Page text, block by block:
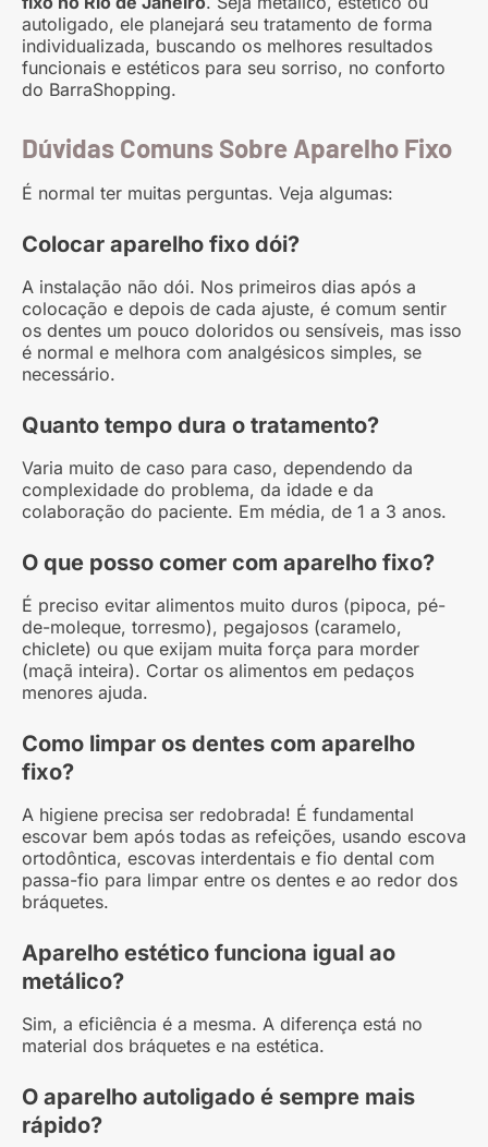
autoligado, ele planejará seu tratamento de forma
individualizada, buscando os melhores resultados
funcionais e estéticos para seu sorriso, no conforto
do BarraShopping.
Dúvidas Comuns Sobre Aparelho Fixo
É normal ter muitas perguntas. Veja algumas:
Colocar aparelho fixo dói?
A instalação não dói. Nos primeiros dias após a
colocação e depois de cada ajuste, é comum sentir
os dentes um pouco doloridos ou sensíveis, mas isso
é normal e melhora com analgésicos simples, se
necessário.
Quanto tempo dura o tratamento?
Varia muito de caso para caso, dependendo da
complexidade do problema, da idade e da
colaboração do paciente. Em média, de 1 a 3 anos.
O que posso comer com aparelho fixo?
É preciso evitar alimentos muito duros (pipoca, pé-
de-moleque, torresmo), pegajosos (caramelo,
chiclete) ou que exijam muita força para morder
(maçã inteira). Cortar os alimentos em pedaços
menores ajuda.
Como limpar os dentes com aparelho
fixo?
A higiene precisa ser redobrada! É fundamental
escovar bem após todas as refeições, usando escova
ortodôntica, escovas interdentais e fio dental com
passa-fio para limpar entre os dentes e ao redor dos
bráquetes.
Aparelho estético funciona igual ao
metálico?
Sim, a eficiência é a mesma. A diferença está no
material dos bráquetes e na estética.
O aparelho autoligado é sempre mais
rápido?